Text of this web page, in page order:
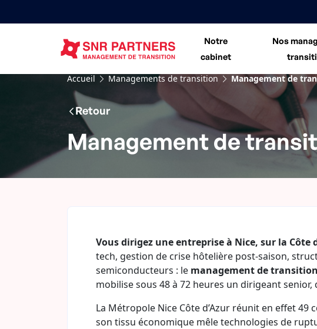
Notre
cabinet
Nos
Accueil Managements de transition Management de
Retour
Management de
Vous dirigez une entreprise à Nice, sur la Côte
tech, gestion de crise hôtelière post-saison,
semiconducteurs : le management de
mobilise sous 48 à 72 heures un dirigeant
La Métropole Nice Côte d’Azur réunit en effet
son tissu économique mêle technologies de